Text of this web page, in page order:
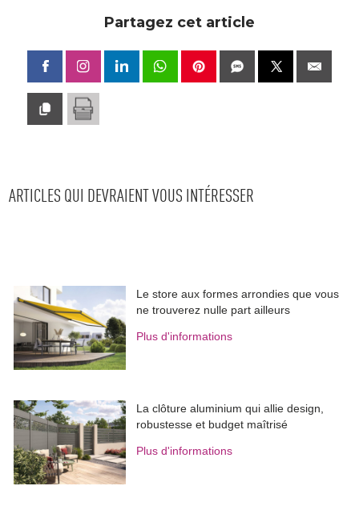
Partagez cet article
ARTICLES QUI DEVRAIENT VOUS INTÉRESSER
Le store aux formes arrondies que vous
ne trouverez nulle part ailleurs
Plus d'informations
La clôture aluminium qui allie design,
robustesse et budget maîtrisé
Plus d'informations